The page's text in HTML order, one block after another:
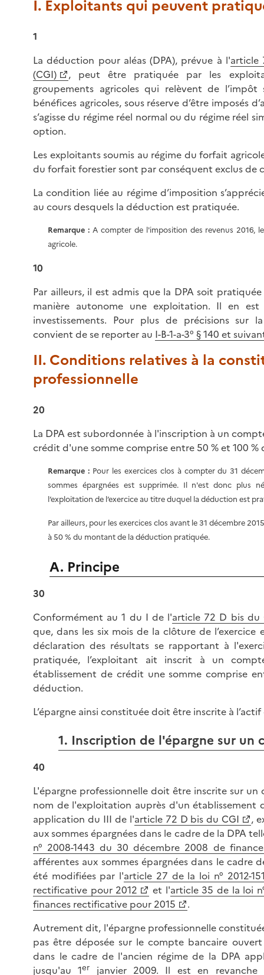
I. Exploitants qui peuvent
1
La déduction pour aléas (DPA), prévue à l'article
(CGI)
, peut être pratiquée par les
groupements agricoles qui relèvent de
bénéfices agricoles, sous réserve d’être imposés
s’agisse du régime réel normal ou du régime réel
option.
Les exploitants soumis au régime du forfait
du forfait forestier sont par conséquent exclus de
La condition liée au régime d’imposition
au cours desquels la déduction est pratiquée.
Remarque :A compter de l'imposition des revenus 2016,
agricole.
10
Par ailleurs, il est admis que la DPA soit
manière autonome une exploitation. Il en
investissements. Pour plus de précisions sur
convient de se reporter au I-B-1-a-3° § 140 et
II. Conditions relatives à la
professionnelle
20
La DPA est subordonnée à l'inscription à un
crédit d'une somme comprise entre 50 % et 100
Remarque :Pour les exercices clos à compter du 31
sommes épargnées est supprimée. Il n'est donc plus
l’exploitation de l’exercice au titre duquel la déduction est
Par ailleurs, pour les exercices clos avant le 31 décembre
à 50 % du montant de la déduction pratiquée.
A. Principe
30
Conformément au 1 du I de l'article 72 D bis du
que, dans les six mois de la clôture de
déclaration des résultats se rapportant à
pratiquée, l’exploitant ait inscrit à un
établissement de crédit une somme comprise
déduction.
L’épargne ainsi constituée doit être inscrite à
1. Inscription de l'épargne sur un
40
L'épargne professionnelle doit être inscrite sur
nom de l'exploitation auprès d'un
application du III de l'article 72 D bis du CGI
,
aux sommes épargnées dans le cadre de la DPA
n° 2008-1443 du 30 décembre 2008 de
afférentes aux sommes épargnées dans le
été modifiées par l'article 27 de la loi n° 2012-
rectificative pour 2012
et l'article 35 de la loi
finances rectificative pour 2015
.
Autrement dit, l'épargne professionnelle
pas être déposée sur le compte bancaire
dans le cadre de l'ancien régime de la DPA
jusqu'au 1er janvier 2009. Il est en revanche